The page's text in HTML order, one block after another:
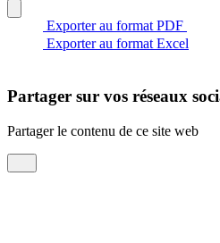
Exporter au format PDF
Exporter au format Excel
Partager sur vos réseaux
Partager le contenu de ce site web